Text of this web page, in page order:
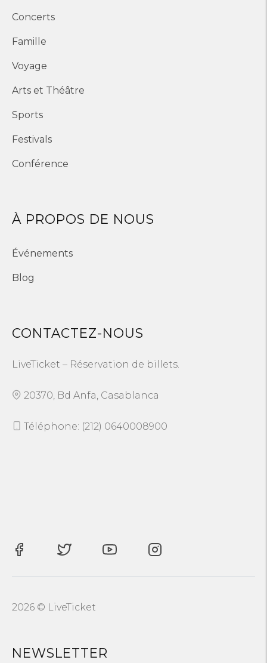
Concerts
Famille
Voyage
Arts et Théâtre
Sports
Festivals
Conférence
À PROPOS DE NOUS
Événements
Blog
CONTACTEZ-NOUS
LiveTicket – Réservation de billets.
20370, Bd Anfa, Casablanca
Téléphone: (212) 0640008900
2026 © LiveTicket
NEWSLETTER